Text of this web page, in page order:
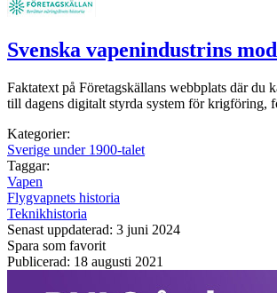
Svenska vapenindustrins
Faktatext på Företagskällans webbplats där du
till dagens digitalt styrda system för krigföring,
Kategorier:
Sverige under 1900-talet
Taggar:
Vapen
Flygvapnets historia
Teknikhistoria
Senast uppdaterad: 3 juni 2024
Spara som favorit
Publicerad: 18 augusti 2021